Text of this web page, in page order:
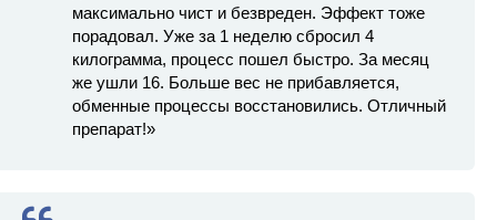
максимально чист и безвреден. Эффект тоже
порадовал. Уже за 1 неделю сбросил 4
килограмма, процесс пошел быстро. За месяц
же ушли 16. Больше вес не прибавляется,
обменные процессы восстановились. Отличный
препарат!»